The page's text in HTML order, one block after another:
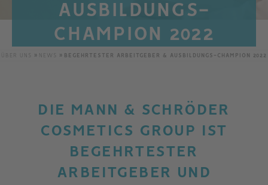
AUSBILDUNGS-
CHAMPION 2022
ÜBER UNS BEGEHRTESTER ARBEITGEBER & AUSBILDUNGS-CHAMPION 2022
DIE MANN & SCHRÖDER
COSMETICS GROUP IST
BEGEHRTESTER
ARBEITGEBER UND